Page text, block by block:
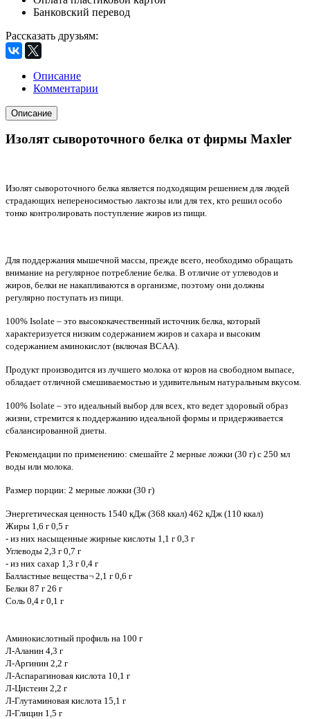
Банковский перевод
Рассказать друзьям:
Описание
Комментарии
Описание
Изолят сывороточного белка от фирмы Maxler
Изолят сывороточного белка является подходящим решением для людей
страдающих непереносимостью лактозы или для тех, кто решил особо
тонко контролировать поступление жиров из пищи.
Для поддержания мышечной массы, прежде всего, необходимо обращать
внимание на регулярное потребление белка. В отличие от углеводов и
жиров, белки не накапливаются в организме, поэтому они должны
регулярно поступать из пищи.
100% Isolate – это высококачественный источник белка, который
характеризуется низким содержанием жиров и сахара и высоким
содержанием аминокислот (включая BCAA).
Продукт производится из лучшего молока от коров на свободном выпасе,
обладает отличной смешиваемостью и удивительным натуральным вкусом.
100% Isolate – это идеальный выбор для всех, кто ведет здоровый образ
жизни, стремится к поддержанию идеальной формы и придерживается
сбалансированной диеты.
Рекомендации по применению: смешайте 2 мерные ложки (30 г) с 250 мл
воды или молока.
Размер порции: 2 мерные ложки (30 г)
Энергетическая ценность 1540 кДж (368 ккал) 462 кДж (110 ккал)
Жиры 1,6 г 0,5 г
- из них насыщенные жирные кислоты 1,1 г 0,3 г
Углеводы 2,3 г 0,7 г
- из них сахар 1,3 г 0,4 г
Балластные вещества¬ 2,1 г 0,6 г
Белки 87 г 26 г
Соль 0,4 г 0,1 г
Аминокислотный профиль на 100 г
Л-Аланин 4,3 г
Л-Аргинин 2,2 г
Л-Аспарагиновая кислота 10,1 г
Л-Цистеин 2,2 г
Л-Глутаминовая кислота 15,1 г
Л-Глицин 1,5 г